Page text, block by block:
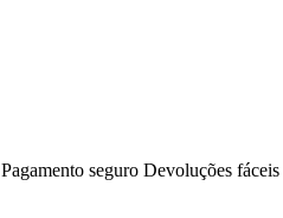
Pagamento seguro Devoluções fáceis